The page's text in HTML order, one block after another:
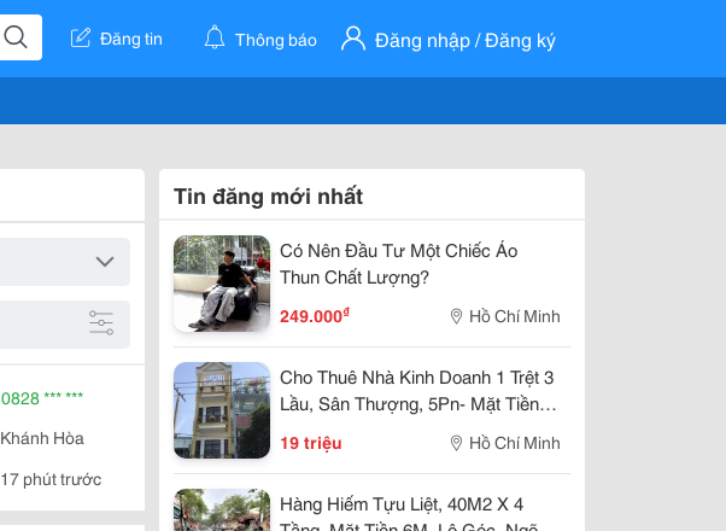
Đăng tin Thông báo Đăng nhập / Đăng ký
0828 *** ***
Khánh Hòa
17 phút trước
Tin đăng mới nhất
Có Nên Đầu Tư Một Chiếc Áo
Thun Chất Lượng?
249.000₫ Hồ Chí Minh
Cho Thuê Nhà Kinh Doanh 1 Trệt 3
Lầu, Sân Thượng, 5Pn- Mặt Tiền
Đường Trần Thị Trọng, P. 15, Tân
Bình
19 triệu Hồ Chí Minh
Hàng Hiếm Tựu Liệt, 40M2 X 4